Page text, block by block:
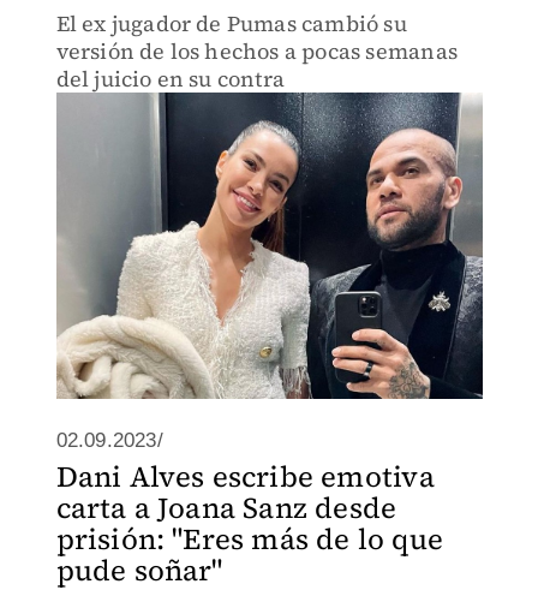
El ex jugador de Pumas cambió su
versión de los hechos a pocas semanas
del juicio en su contra
02.09.2023/
Dani Alves escribe emotiva
carta a Joana Sanz desde
prisión: "Eres más de lo que
pude soñar"